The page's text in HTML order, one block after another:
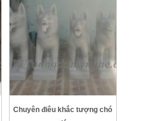
Chuyên điêu khắc tượng chó